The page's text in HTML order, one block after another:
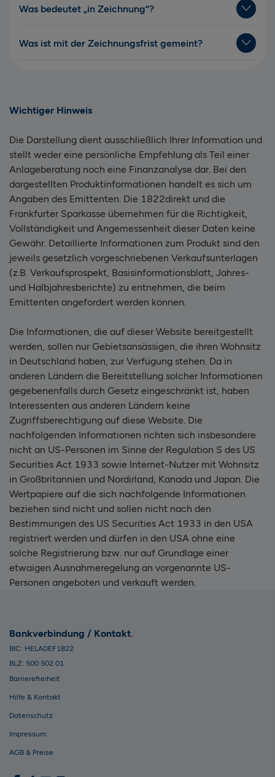
Was bedeutet „in Zeichnung“?
Was ist mit der Zeichnungsfrist gemeint?
Wichtiger Hinweis
Die Darstellung dient ausschließlich Ihrer Information und
stellt weder eine persönliche Empfehlung als Teil einer
Anlageberatung noch eine Finanzanalyse dar. Bei den
dargestellten Produktinformationen handelt es sich um
Angaben des Emittenten. Die 1822direkt und die
Frankfurter Sparkasse übernehmen für die Richtigkeit,
Vollständigkeit und Angemessenheit dieser Daten keine
Gewähr. Detaillierte Informationen zum Produkt sind den
jeweils gesetzlich vorgeschriebenen Verkaufsunterlagen
(z.B. Verkaufsprospekt, Basisinformationsblatt, Jahres-
und Halbjahresberichte) zu entnehmen, die beim
Emittenten angefordert werden können.
Die Informationen, die auf dieser Website bereitgestellt
werden, sollen nur Gebietsansässigen, die ihren Wohnsitz
in Deutschland haben, zur Verfügung stehen. Da in
anderen Ländern die Bereitstellung solcher Informationen
gegebenenfalls durch Gesetz eingeschränkt ist, haben
Interessenten aus anderen Ländern keine
Zugriffsberechtigung auf diese Website. Die
nachfolgenden Informationen richten sich insbesondere
nicht an US-Personen im Sinne der Regulation S des US
Securities Act 1933 sowie Internet-Nutzer mit Wohnsitz
in Großbritannien und Nordirland, Kanada und Japan. Die
Wertpapiere auf die sich nachfolgende Informationen
beziehen sind nicht und sollen nicht nach den
Bestimmungen des US Securities Act 1933 in den USA
registriert werden und dürfen in den USA ohne eine
solche Registrierung bzw. nur auf Grundlage einer
etwaigen Ausnahmeregelung an vorgenannte US-
Personen angeboten und verkauft werden.
Bankverbindung / Kontakt
BIC: HELADEF1822
BLZ: 500 502 01
Barrierefreiheit
Hilfe & Kontakt
Datenschutz
Impressum
AGB & Preise